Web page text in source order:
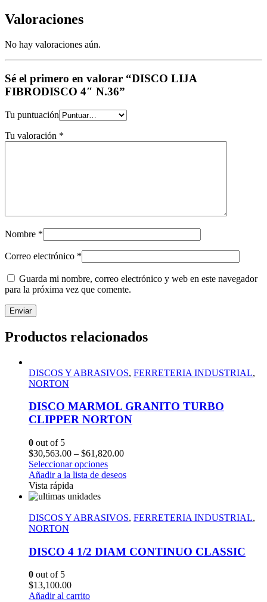
Valoraciones
No hay valoraciones aún.
Sé el primero en valorar “DISCO LIJA
FIBRODISCO 4″ N.36”
Tu puntuación
Tu valoración *
Nombre *
Correo electrónico *
Guarda mi nombre, correo electrónico y web en este navegador
para la próxima vez que comente.
Productos relacionados
DISCOS Y ABRASIVOS, FERRETERIA INDUSTRIAL,
NORTON
DISCO MARMOL GRANITO TURBO
CLIPPER NORTON
0 out of 5
$30,563.00 – $61,820.00
Seleccionar opciones
Añadir a la lista de deseos
Vista rápida
DISCOS Y ABRASIVOS, FERRETERIA INDUSTRIAL,
NORTON
DISCO 4 1/2 DIAM CONTINUO CLASSIC
0 out of 5
$13,100.00
Añadir al carrito